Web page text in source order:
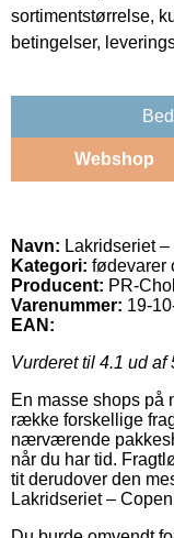
sortimentstørrelse,
betingelser,
Webshop
Navn: Lakridseriet
Kategori: fødevarer
Producent: PR-
Varenummer: 19-
EAN:
Vurderet til 4.1 ud af
En masse shops på
række forskellige
nærværende
når du har tid.
tit derudover den
Lakridseriet –